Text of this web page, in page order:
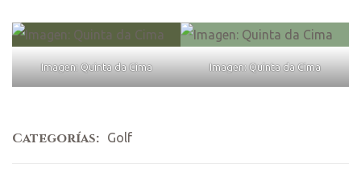
Imagen: Quinta da Cima Imagen: Quinta da Cima
Categorías: Golf